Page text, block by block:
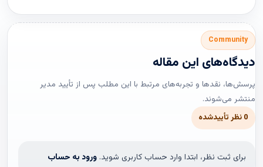
Community
دیدگاه‌های این مقاله
پرسش‌ها، نقدها و تجربه‌های مرتبط با این مطلب پس از تأیید مدیر
منتشر می‌شوند.
0 نظر تأییدشده
برای ثبت نظر، ابتدا وارد حساب کاربری شوید. ورود به حساب